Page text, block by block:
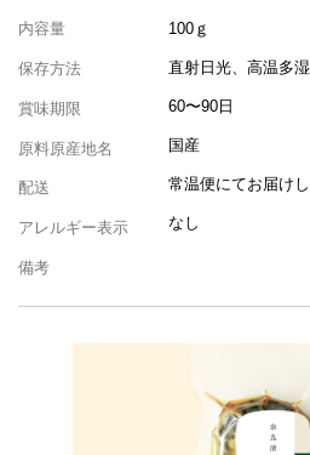
内容量 100ｇ
保存方法 直射日光、高温多
賞味期限 60〜90日
原料原産地名 国産
配送 常温便にてお届け
アレルギー表示 なし
備考